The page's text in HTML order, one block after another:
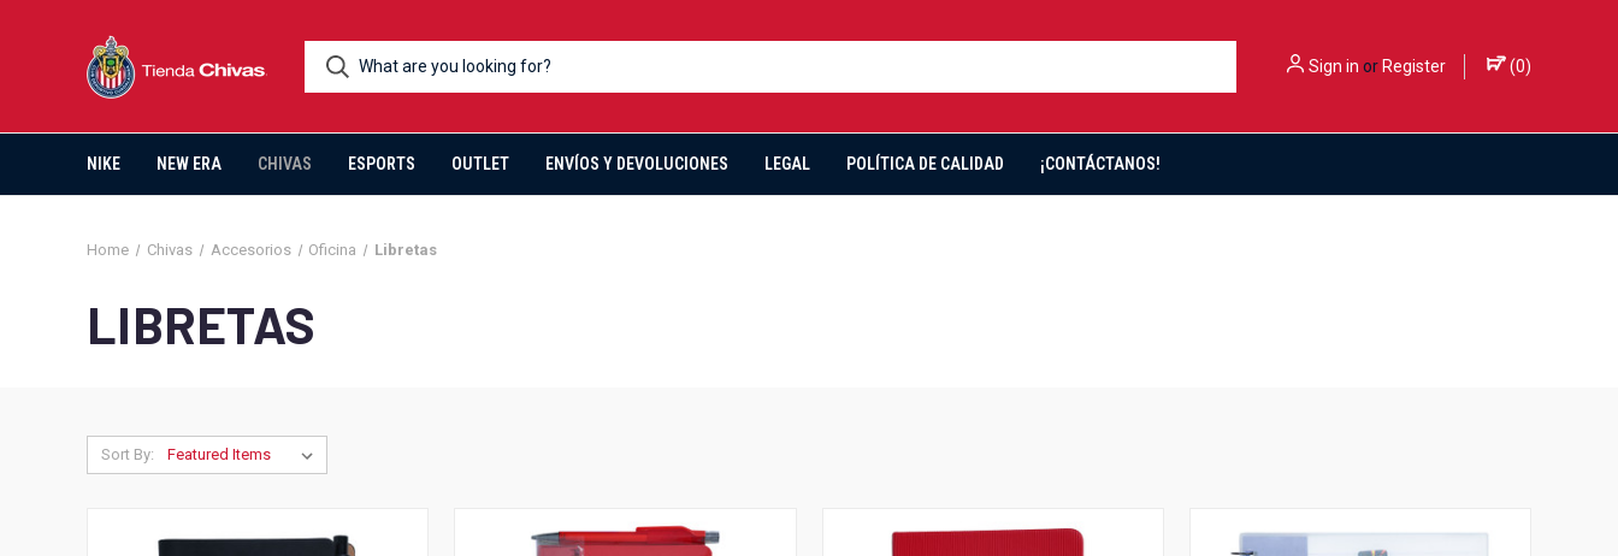
Sign in orRegister (0)
NIKE NEW ERA CHIVAS ESPORTS OUTLET ENVÍOS Y DEVOLUCIONES LEGAL POLÍTICA DE CALIDAD ¡CONTÁCTANOS!
Home Chivas Accesorios Oficina Libretas
LIBRETAS
Sort By: